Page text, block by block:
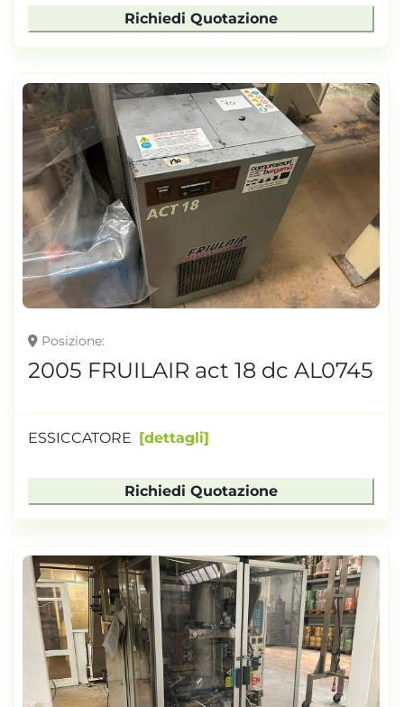
Richiedi Quotazione
Posizione
2005 FRUILAIR act 18 dc AL0745
ESSICCATORE dettagli
Richiedi Quotazione